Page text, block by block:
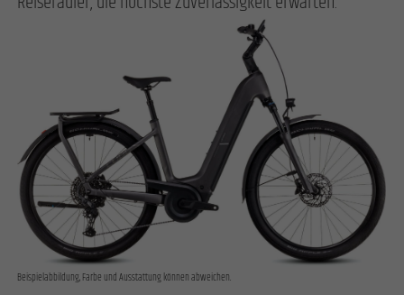
Beispielabbildung, Farbe und Ausstattung können abweichen.